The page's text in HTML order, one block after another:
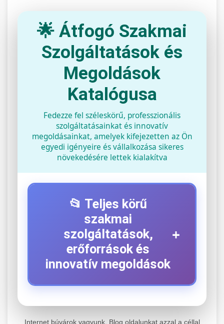
🌟 Átfogó Szakmai
Szolgáltatások és
Megoldások
Katalógusa
Fedezze fel széleskörű, professzionális
szolgáltatásainkat és innovatív
megoldásainkat, amelyek kifejezetten az Ön
egyedi igényeire és vállalkozása sikeres
növekedésére lettek kialakítva
📂 Teljes körű
szakmai
szolgáltatások,
erőforrások és
innovatív megoldások
+
+
Internet búvárok vagyunk. Blog oldalunkat azzal a céllal